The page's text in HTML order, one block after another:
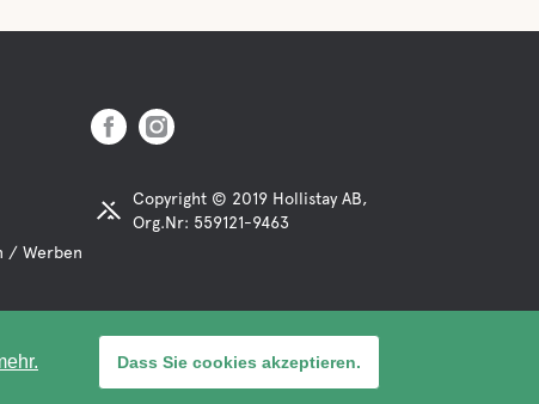
Dass Sie cookies akzeptieren.
/ Werben
Copyright © 2019 Hollistay AB,
Org.Nr: 559121-9463